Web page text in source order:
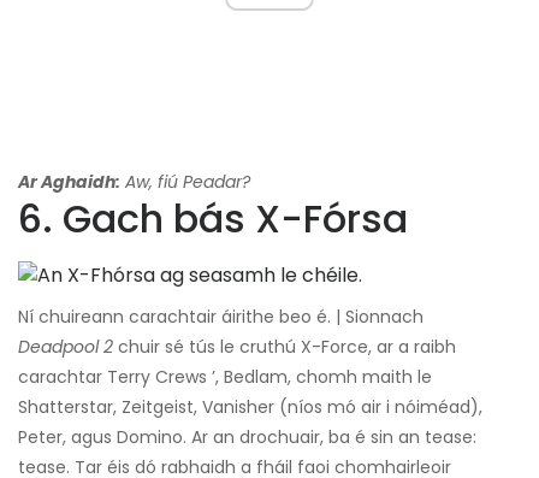
Ar Aghaidh: Aw, fiú Peadar?
6. Gach bás X-Fórsa
Ní chuireann carachtair áirithe beo é. | Sionnach
Deadpool 2 chuir sé tús le cruthú X-Force, ar a raibh
carachtar Terry Crews ’, Bedlam, chomh maith le
Shatterstar, Zeitgeist, Vanisher (níos mó air i nóiméad),
Peter, agus Domino. Ar an drochuair, ba é sin an tease:
tease. Tar éis dó rabhaidh a fháil faoi chomhairleoir